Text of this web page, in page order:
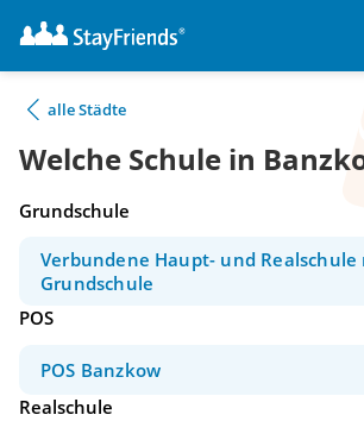
alle Städte
Welche Schule in
Grundschule
Verbundene Haupt- und Realschule
Grundschule
POS
POS Banzkow
Realschule